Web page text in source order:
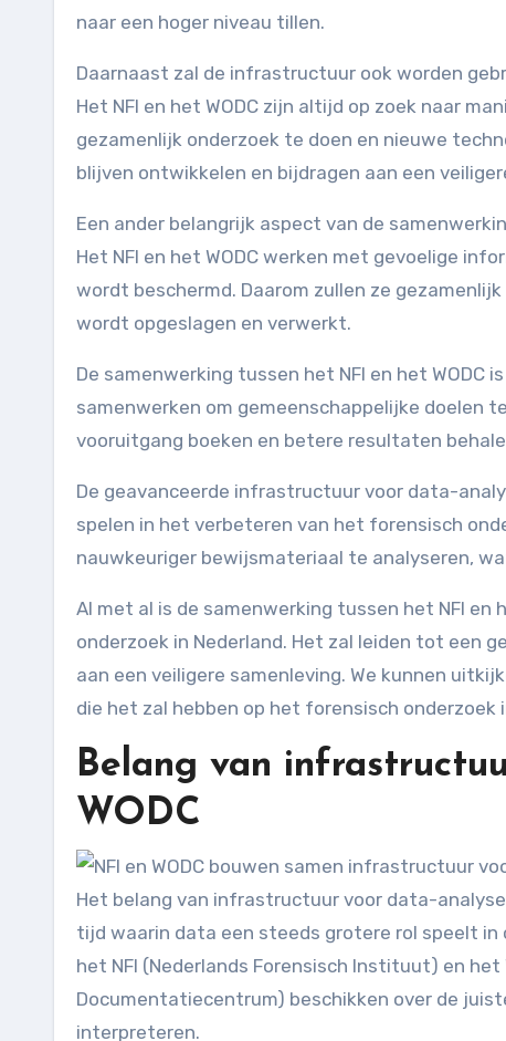
naar een hoger niveau tillen.
Daarnaast zal de infrastructuur ook worden
Het NFI en het WODC zijn altijd op zoek naar
gezamenlijk onderzoek te doen en nieuwe
blijven ontwikkelen en bijdragen aan een
Een ander belangrijk aspect van de
Het NFI en het WODC werken met gevoelige
wordt beschermd. Daarom zullen ze
wordt opgeslagen en verwerkt.
De samenwerking tussen het NFI en het WODC
samenwerken om gemeenschappelijke doelen
vooruitgang boeken en betere resultaten
De geavanceerde infrastructuur voor data-
spelen in het verbeteren van het forensisch
nauwkeuriger bewijsmateriaal te analyseren,
Al met al is de samenwerking tussen het NFI
onderzoek in Nederland. Het zal leiden tot een
aan een veiligere samenleving. We kunnen
die het zal hebben op het forensisch onderzoek
Belang van
WODC
Het belang van infrastructuur voor data-analyse
tijd waarin data een steeds grotere rol speelt
het NFI (Nederlands Forensisch Instituut) en het
Documentatiecentrum) beschikken over de
interpreteren.